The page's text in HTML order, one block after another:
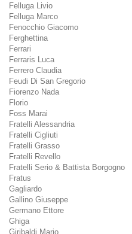
Felluga Livio
Felluga Marco
Fenocchio Giacomo
Ferghettina
Ferrari
Ferraris Luca
Ferrero Claudia
Feudi Di San Gregorio
Fiorenzo Nada
Florio
Foss Marai
Fratelli Alessandria
Fratelli Cigliuti
Fratelli Grasso
Fratelli Revello
Fratelli Serio & Battista Borgogno
Fratus
Gagliardo
Gallino Giuseppe
Germano Ettore
Ghiga
Giribaldi Mario